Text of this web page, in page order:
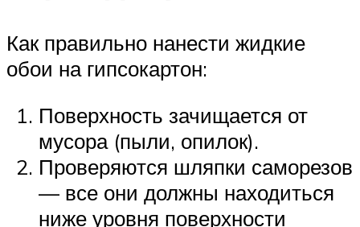
Как правильно нанести жидкие
обои на гипсокартон:
Поверхность зачищается от
мусора (пыли, опилок).
Проверяются шляпки саморезов
— все они должны находиться
ниже уровня поверхности